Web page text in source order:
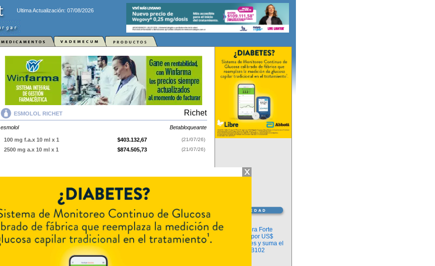
Ultima Actualización: 07/08/2026
ESMOLOL RICHET Richet
esmolol Betabloqueante
100 mg f.a.x 10 ml x 1 $403.132,67 (21/07/26)
2500 mg a.x 10 ml x 1 $874.505,73 (21/07/26)
Richet y cuenta con 2 presentaciones disponibles.
Explorar más
Otros productos con esmolol
Otros productos de Richet
Información
argenx compra Forte
Biosciences por US$
2.200 millones y suma el
anticuerpo FB102